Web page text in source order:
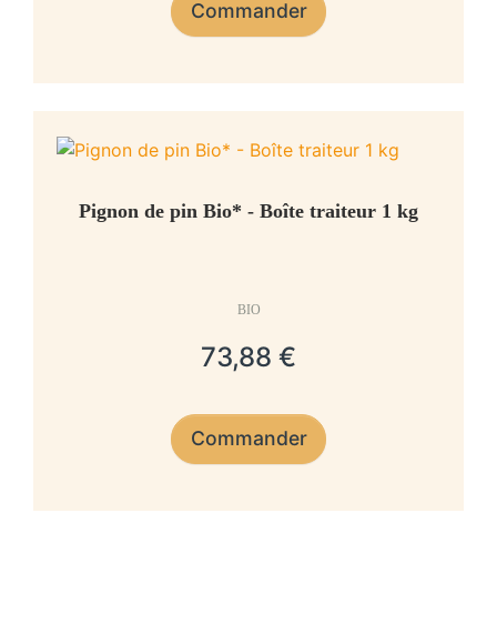
Commander
Pignon de pin Bio* - Boîte traiteur 1 kg
BIO
73,88 €
Commander